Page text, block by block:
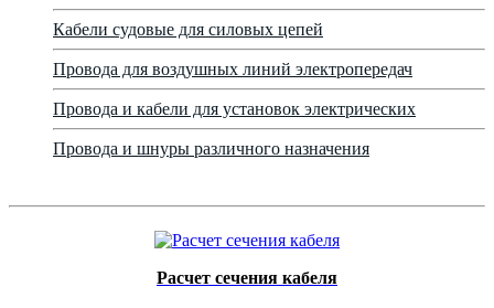
Кабели судовые для силовых цепей
Провода для воздушных линий электропередач
Провода и кабели для установок электрических
Провода и шнуры различного назначения
Расчет сечения кабеля